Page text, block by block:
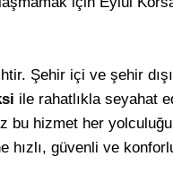
Şehir içi ve şehir
ile rahatlıkla seyahat
bu hizmet her
hızlı, güvenli ve